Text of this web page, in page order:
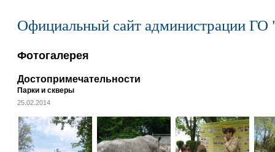
Официальный сайт администрации ГО
Фотогалерея
Достопримечательности
Парки и скверы
25.02.2014